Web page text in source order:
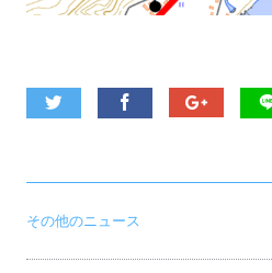
その他のニュース